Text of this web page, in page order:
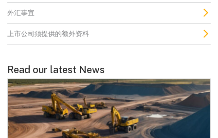
外汇事宜
上市公司须提供的额外资料
Read our latest News